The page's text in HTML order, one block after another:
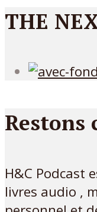
THE
Restons
H&C Podcast
livres audio ,